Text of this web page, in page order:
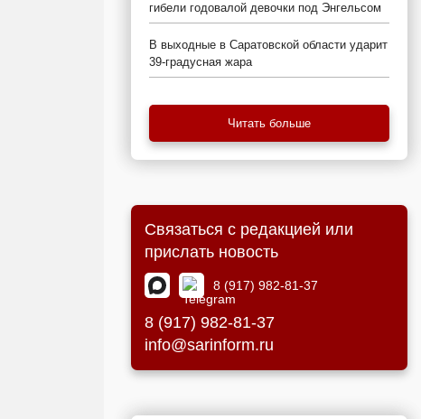
гибели годовалой девочки под Энгельсом
В выходные в Саратовской области ударит
39-градусная жара
Читать больше
Связаться с редакцией или
прислать новость
8 (917) 982-81-37
8 (917) 982-81-37
info@sarinform.ru